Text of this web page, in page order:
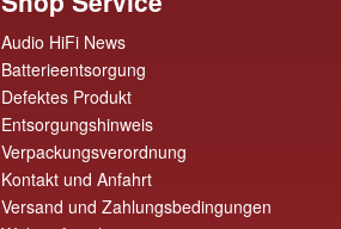
Audio HiFi News
Batterieentsorgung
Defektes Produkt
Entsorgungshinweis
Verpackungsverordnung
Kontakt und Anfahrt
Versand und Zahlungsbedingungen